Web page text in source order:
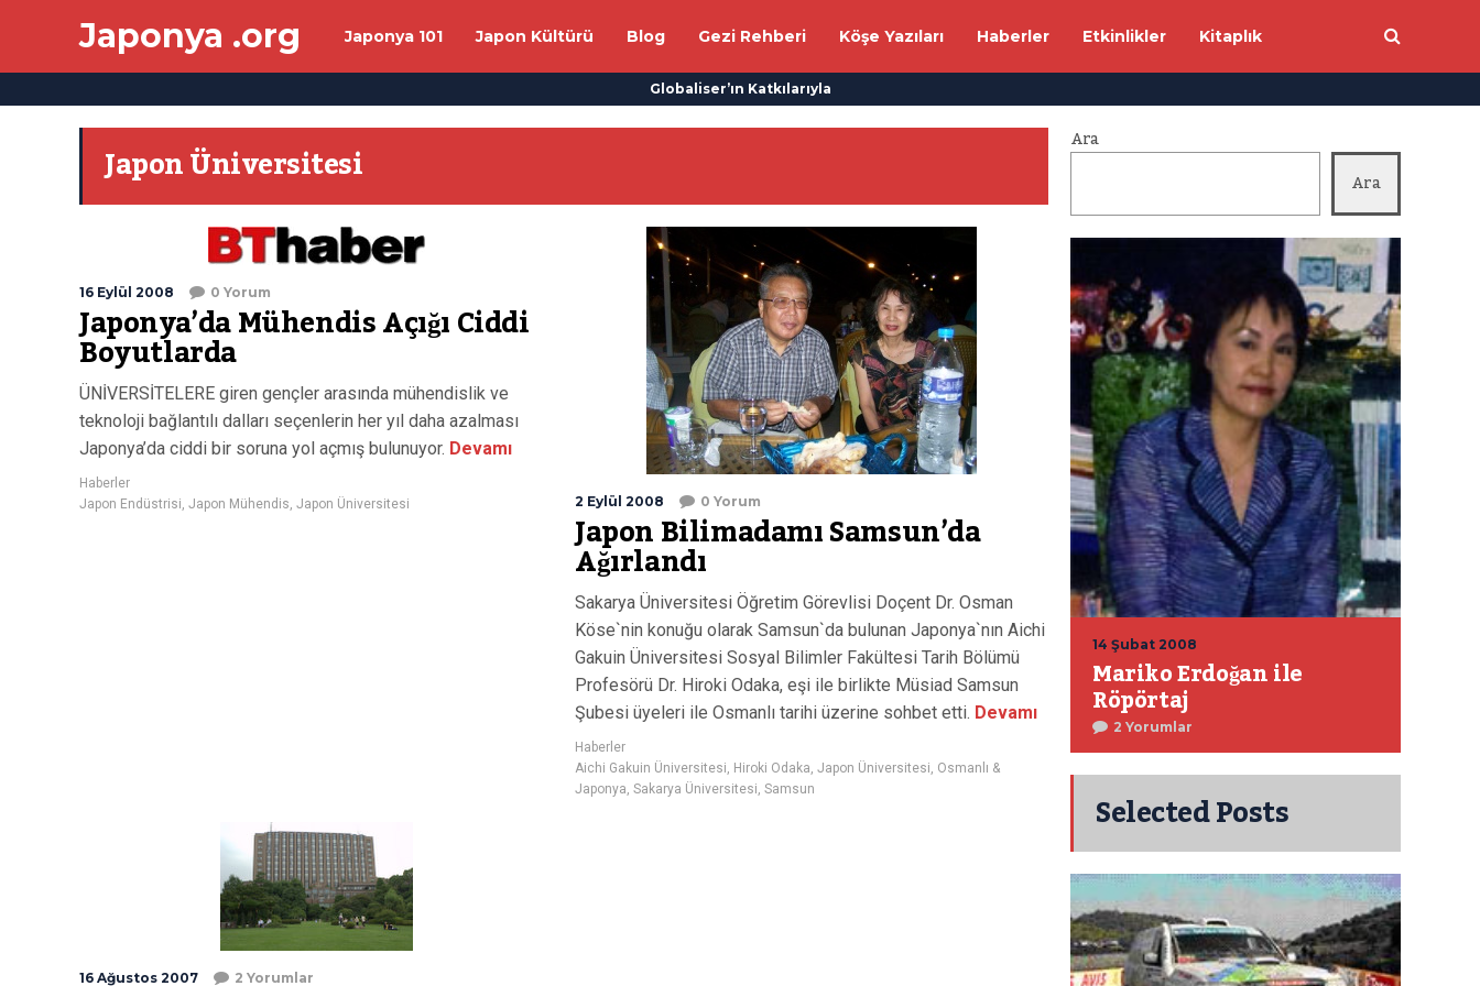
Japonya .org Japonya 101 Japon Kültürü Blog Gezi Rehberi Köşe Yazıları Haberler Etkinlikler Kitaplık
Globaliser’ın Katkılarıyla
Japon Üniversitesi
16 Eylül 2008 0 Yorum
Japonya’da Mühendis Açığı Ciddi
Boyutlarda
ÜNİVERSİTELERE giren gençler arasında mühendislik ve
teknoloji bağlantılı dalları seçenlerin her yıl daha azalması
Japonya’da ciddi bir soruna yol açmış bulunuyor. Devamı
Haberler
Japon Endüstrisi, Japon Mühendis, Japon Üniversitesi 2 Eylül 2008 0 Yorum
Japon Bilimadamı Samsun’da
Ağırlandı
Sakarya Üniversitesi Öğretim Görevlisi Doçent Dr. Osman
Köse`nin konuğu olarak Samsun`da bulunan Japonya`nın Aichi
Gakuin Üniversitesi Sosyal Bilimler Fakültesi Tarih Bölümü
Profesörü Dr. Hiroki Odaka, eşi ile birlikte Müsiad Samsun
Şubesi üyeleri ile Osmanlı tarihi üzerine sohbet etti. Devamı
Haberler
Aichi Gakuin Üniversitesi, Hiroki Odaka, Japon Üniversitesi, Osmanlı &
Japonya, Sakarya Üniversitesi, Samsun
16 Ağustos 2007 2 Yorumlar
Ara
Ara
14 Şubat 2008
Mariko Erdoğan ile
Röpörtaj
2 Yorumlar
Selected Posts